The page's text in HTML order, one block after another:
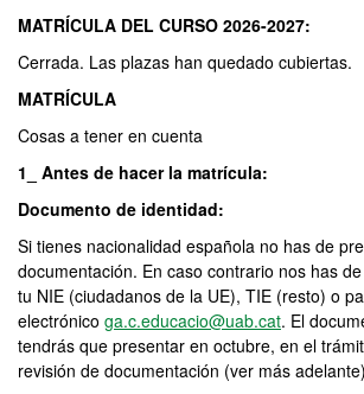
MATRÍCULA DEL CURSO 2026-2027:
Cerrada. Las plazas han quedado cubiertas.
MATRÍCULA
Cosas a tener en cuenta
1_ Antes de hacer la matrícula:
Documento de identidad:
Si tienes nacionalidad española no has de
documentación. En caso contrario nos has
tu NIE (ciudadanos de la UE), TIE (resto) o
electrónico ga.c.educacio@uab.cat. El
tendrás que presentar en octubre, en el
revisión de documentación (ver más adelante)